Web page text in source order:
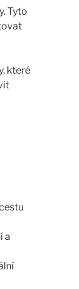
Tyto
které
a